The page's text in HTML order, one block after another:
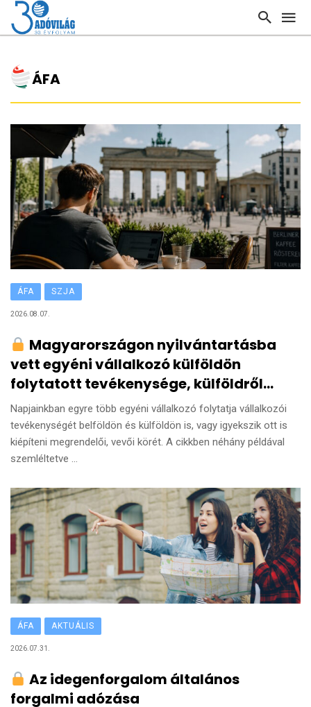
ÁFA
ÁFA SZJA
2026.08.07.
Magyarországon nyilvántartásba
vett egyéni vállalkozó külföldön
folytatott tevékenysége, külföldről
származó vállalkozói bevétele
Napjainkban egyre több egyéni vállalkozó folytatja vállalkozói
tevékenységét belföldön és külföldön is, vagy igyekszik ott is
kiépíteni megrendelői, vevői körét. A cikkben néhány példával
szemléltetve ...
ÁFA AKTUÁLIS
2026.07.31.
Az idegenforgalom általános
forgalmi adózása